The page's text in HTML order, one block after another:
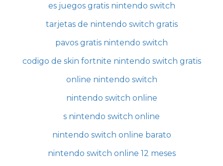
es juegos gratis nintendo switch
tarjetas de nintendo switch gratis
pavos gratis nintendo switch
codigo de skin fortnite nintendo switch gratis
online nintendo switch
nintendo switch online
s nintendo switch online
nintendo switch online barato
nintendo switch online 12 meses